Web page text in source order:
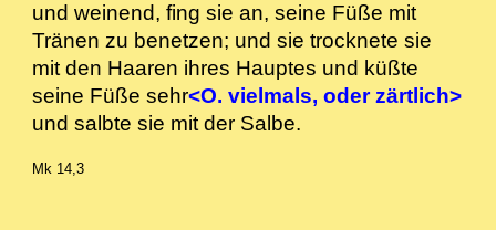
und weinend, fing sie an, seine Füße mit
Tränen zu benetzen; und sie trocknete sie
mit den Haaren ihres Hauptes und küßte
seine Füße sehr<O. vielmals, oder zärtlich>
und salbte sie mit der Salbe.
Mk 14,3